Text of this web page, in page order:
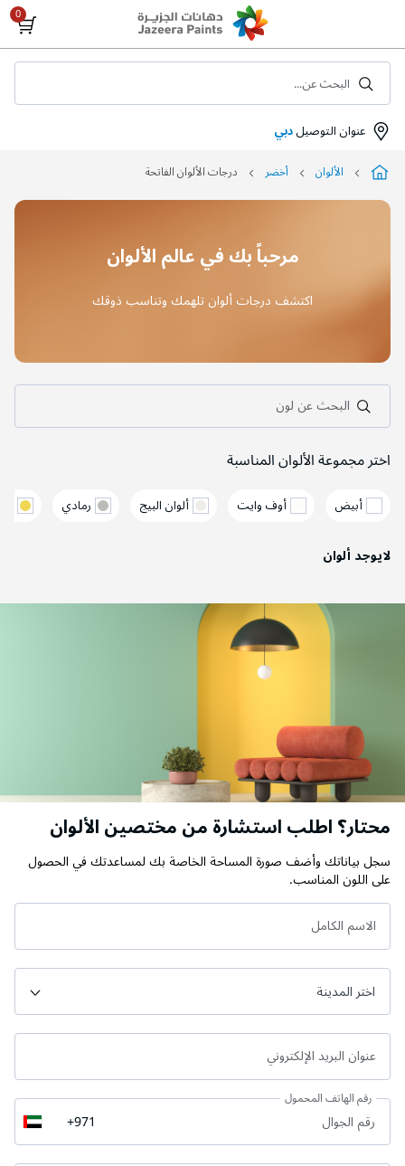
Content
عنوان التوصيلدبي
البحث عن...
الألوان أخضر درجات الألوان الفاتحة
مرحباً بك في عالم الألوان
اكتشف درجات ألوان تلهمك وتناسب ذوقك
البحث عن لون
اختر مجموعة الألوان المناسبة
أبيض أوف وايت ألوان البيج رمادي
لايوجد ألوان
محتار؟ اطلب استشارة من مختصين الألوان
سجل بياناتك وأضف صورة المساحة الخاصة بك لمساعدتك في الحصول
على اللون المناسب.
الاسم الكامل
عنوان البريد الإلكتروني
رقم الهاتف المحمول